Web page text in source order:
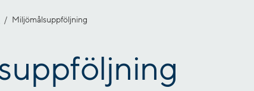
Miljömålsuppföljning